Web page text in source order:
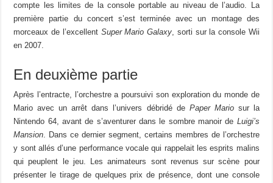
compte les limites de la console portable au niveau de l’audio. La
première partie du concert s’est terminée avec un montage des
morceaux de l’excellent Super Mario Galaxy, sorti sur la console Wii
en 2007.
En deuxième partie
Après l’entracte, l’orchestre a poursuivi son exploration du monde de
Mario avec un arrêt dans l’univers débridé de Paper Mariosur la
Nintendo 64, avant de s’aventurer dans le sombre manoir de Luigi’s
Mansion. Dans ce dernier segment, certains membres de l’orchestre
y sont allés d’une performance vocale qui rappelait les esprits malins
qui peuplent le jeu. Les animateurs sont revenus sur scène pour
présenter le tirage de quelques prix de présence, dont une console